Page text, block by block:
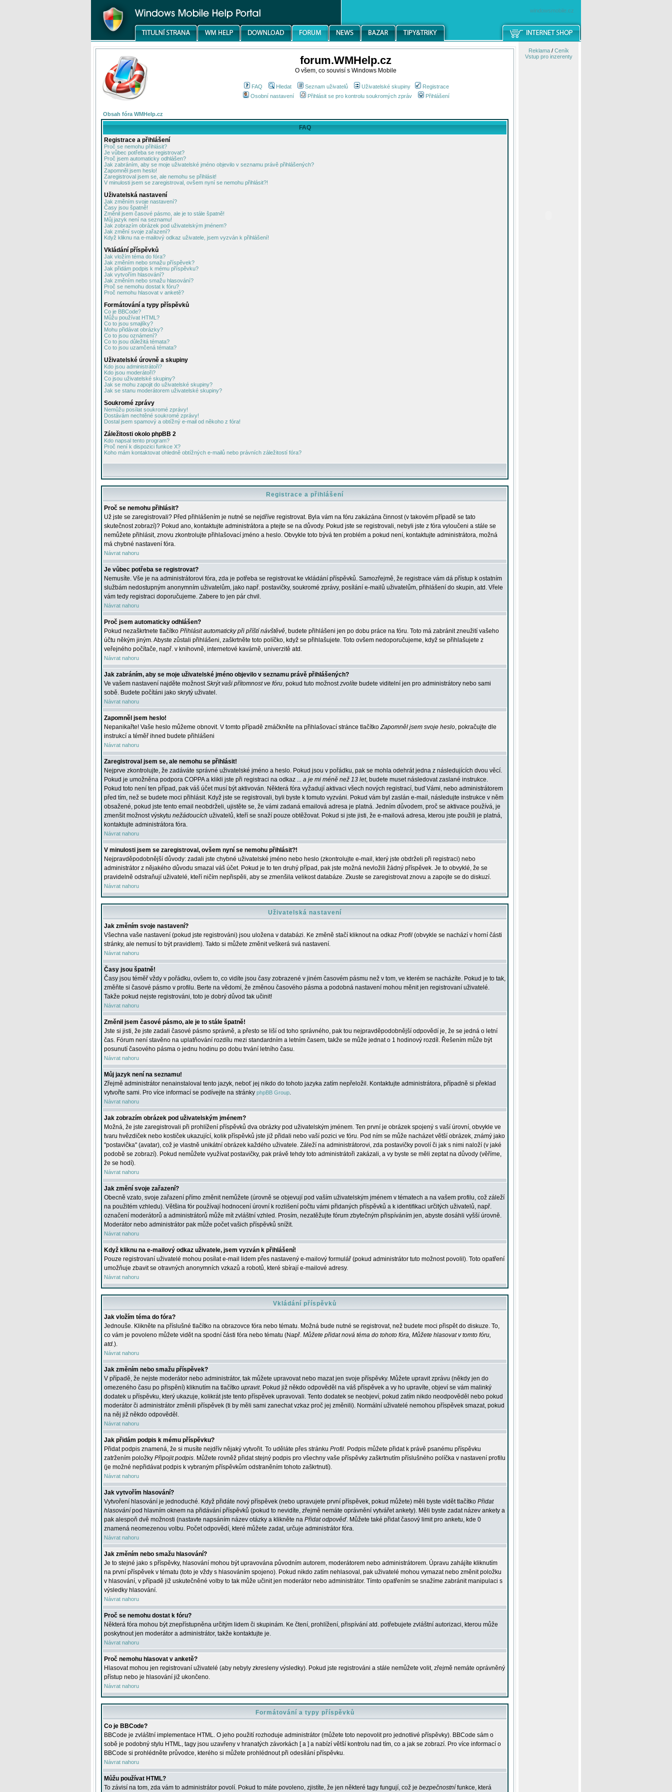
windowsmobile.cz
forum.WMHelp.cz
O všem, co souvisí s Windows Mobile
FAQ Hledat Seznam uživatelů Uživatelské skupiny
Registrace
Osobní nastavení
Přihlásit se pro kontrolu soukromých zpráv Přihlášení
Obsah fóra WMHelp.cz
FAQ
Registrace a přihlášení
Proč se nemohu přihlásit?
Je vůbec potřeba se registrovat?
Proč jsem automaticky odhlášen?
Jak zabráním, aby se moje uživatelské jméno objevilo v seznamu právě přihlášených?
Zapomněl jsem heslo!
Zaregistroval jsem se, ale nemohu se přihlásit!
V minulosti jsem se zaregistroval, ovšem nyní se nemohu přihlásit?!
Uživatelská nastavení
Jak změním svoje nastavení?
Časy jsou špatně!
Změnil jsem časové pásmo, ale je to stále špatně!
Můj jazyk není na seznamu!
Jak zobrazím obrázek pod uživatelským jménem?
Jak změní svoje zařazení?
Když kliknu na e-mailový odkaz uživatele, jsem vyzván k přihlášení!
Vkládání příspěvků
Jak vložím téma do fóra?
Jak změním nebo smažu příspěvek?
Jak přidám podpis k mému příspěvku?
Jak vytvořím hlasování?
Jak změním nebo smažu hlasování?
Proč se nemohu dostat k fóru?
Proč nemohu hlasovat v anketě?
Formátování a typy příspěvků
Co je BBCode?
Můžu používat HTML?
Co to jsou smajlíky?
Mohu přidávat obrázky?
Co to jsou oznámení?
Co to jsou důležitá témata?
Co to jsou uzamčená témata?
Uživatelské úrovně a skupiny
Kdo jsou administrátoři?
Kdo jsou moderátoři?
Co jsou uživatelské skupiny?
Jak se mohu zapojit do uživatelské skupiny?
Jak se stanu moderátorem uživatelské skupiny?
Soukromé zprávy
Nemůžu posílat soukromé zprávy!
Dostávám nechtěné soukromé zprávy!
Dostal jsem spamový a obtížný e-mail od někoho z fóra!
Záležitosti okolo phpBB 2
Kdo napsal tento program?
Proč není k dispozici funkce X?
Koho mám kontaktovat ohledně obtížných e-mailů nebo právních záležitostí fóra?
Registrace a přihlášení
Proč se nemohu přihlásit?
Už jste se zaregistrovali? Před přihlášením je nutné se nejdříve registrovat. Byla vám na fóru zakázána činnost (v takovém případě se tato
skutečnost zobrazí)? Pokud ano, kontaktujte administrátora a ptejte se na důvody. Pokud jste se registrovali, nebyli jste z fóra vyloučeni a stále se
nemůžete přihlásit, znovu zkontrolujte přihlašovací jméno a heslo. Obvykle toto bývá ten problém a pokud není, kontaktujte administrátora, možná
má chybné nastavení fóra.
Návrat nahoru
Je vůbec potřeba se registrovat?
Nemusíte. Vše je na administrátorovi fóra, zda je potřeba se registrovat ke vkládání příspěvků. Samozřejmě, že registrace vám dá přístup k ostatním
službám nedostupným anonymním uživatelům, jako např. postavičky, soukromé zprávy, posílání e-mailů uživatelům, přihlášení do skupin, atd. Vřele
vám tedy registraci doporučujeme. Zabere to jen pár chvil.
Návrat nahoru
Proč jsem automaticky odhlášen?
Pokud nezaškrtnete tlačítko Přihlásit automaticky při příští návštěvě, budete přihlášeni jen po dobu práce na fóru. Toto má zabránit zneužití vašeho
účtu někým jiným. Abyste zůstali přihlášeni, zaškrtněte toto políčko, když se přihlašujete. Toto ovšem nedoporučujeme, když se přihlašujete z
veřejného počítače, např. v knihovně, internetové kavárně, univerzitě atd.
Návrat nahoru
Jak zabráním, aby se moje uživatelské jméno objevilo v seznamu právě přihlášených?
Ve vašem nastavení najděte možnostSkrýt vaši přítomnost ve fóru, pokud tuto možnostzvolíte budete viditelní jen pro administrátory nebo sami
sobě. Budete počítáni jako skrytý uživatel.
Návrat nahoru
Zapomněl jsem heslo!
Nepanikařte! Vaše heslo můžeme obnovit. V tomto případě zmáčkněte na přihlašovací stránce tlačítkoZapomněl jsem svoje heslo, pokračujte dle
instrukcí a téměř ihned budete přihlášeni
Návrat nahoru
Zaregistroval jsem se, ale nemohu se přihlásit!
Nejprve zkontrolujte, že zadáváte správné uživatelské jméno a heslo. Pokud jsou v pořádku, pak se mohla odehrát jedna z následujících dvou věcí.
Pokud je umožněna podpora COPPA a klikli jste při registraci na odkaz ... a je mi méně než 13 let, budete muset následovat zaslané instrukce.
Pokud toto není ten případ, pak váš účet musí být aktivován. Některá fóra vyžadují aktivaci všech nových registrací, buď Vámi, nebo administrátorem
před tím, než se budete moci přihlásit. Když jste se registrovali, byli byste k tomuto vyzváni. Pokud vám byl zaslán e-mail, následujte instrukce v něm
obsažené, pokud jste tento email neobdrželi, ujistěte se, že vámi zadaná emailová adresa je platná. Jedním důvodem, proč se aktivace používá, je
zmenšit možnost výskytu nežádoucích uživatelů, kteří se snaží pouze obtěžovat. Pokud si jste jisti, že e-mailová adresa, kterou jste použili je platná,
kontaktujte administrátora fóra.
Návrat nahoru
V minulosti jsem se zaregistroval, ovšem nyní se nemohu přihlásit?!
Nejpravděpodobnější důvody: zadali jste chybné uživatelské jméno nebo heslo (zkontrolujte e-mail, který jste obdrželi při registraci) nebo
administrátor z nějakého důvodu smazal váš účet. Pokud je to ten druhý případ, pak jste možná nevložili žádný příspěvek. Je to obvyklé, že se
pravidelně odstraňují uživatelé, kteří ničím nepřispěli, aby se zmenšila velikost databáze. Zkuste se zaregistrovat znovu a zapojte se do diskuzí.
Návrat nahoru
Uživatelská nastavení
Jak změním svoje nastavení?
Všechna vaše nastavení (pokud jste registrováni) jsou uložena v databázi. Ke změně stačí kliknout na odkaz Profil (obvykle se nachází v horní části
stránky, ale nemusí to být pravidlem). Takto si můžete změnit veškerá svá nastavení.
Návrat nahoru
Časy jsou špatně!
Časy jsou téměř vždy v pořádku, ovšem to, co vidíte jsou časy zobrazené v jiném časovém pásmu než v tom, ve kterém se nacházíte. Pokud je to tak,
změňte si časové pásmo v profilu. Berte na vědomí, že změnou časového pásma a podobná nastavení mohou měnit jen registrovaní uživatelé.
Takže pokud nejste registrováni, toto je dobrý důvod tak učinit!
Návrat nahoru
Změnil jsem časové pásmo, ale je to stále špatně!
Jste si jisti, že jste zadali časové pásmo správně, a přesto se liší od toho správného, pak tou nejpravděpodobnější odpovědí je, že se jedná o letní
čas. Fórum není stavěno na uplatňování rozdílu mezi standardním a letním časem, takže se může jednat o 1 hodinový rozdíl. Řešením může být
posunutí časového pásma o jednu hodinu po dobu trvání letního času.
Návrat nahoru
Můj jazyk není na seznamu!
Zřejmě administrátor nenainstaloval tento jazyk, neboť jej nikdo do tohoto jazyka zatím nepřeložil. Kontaktujte administrátora, případně si překlad
vytvořte sami. Pro více informací se podívejte na stránky phpBB Group.
Návrat nahoru
Jak zobrazím obrázek pod uživatelským jménem?
Možná, že jste zaregistrovali při prohlížení příspěvků dva obrázky pod uživatelským jménem. Ten první je obrázek spojený s vaší úrovní, obvykle ve
tvaru hvězdiček nebo kostiček ukazující, kolik příspěvků jste již přidali nebo vaší pozici ve fóru. Pod ním se může nacházet větší obrázek, známý jako
"postavička" (avatar), což je vlastně unikátní obrázek každého uživatele. Záleží na administrátorovi, zda postavičky povolí či jak s nimi naloží (v jaké
podobě se zobrazí). Pokud nemůžete využívat postavičky, pak právě tehdy toto administrátoři zakázali, a vy byste se měli zeptat na důvody (věříme,
že se hodí).
Návrat nahoru
Jak změní svoje zařazení?
Obecně vzato, svoje zařazení přímo změnit nemůžete (úrovně se objevují pod vaším uživatelským jménem v tématech a na vašem profilu, což záleží
na použitém vzhledu). Většina fór používají hodnocení úrovní k rozlišení počtu vámi přidaných příspěvků a k identifikaci určitých uživatelů, např.
označení moderátorů a administrátorů může mít zvláštní vzhled. Prosím, nezatěžujte fórum zbytečným přispíváním jen, abyste dosáhli vyšší úrovně.
Moderátor nebo administrátor pak může počet vašich příspěvků snížit.
Návrat nahoru
Když kliknu na e-mailový odkaz uživatele, jsem vyzván k přihlášení!
Pouze registrovaní uživatelé mohou posílat e-mail lidem přes nastavený e-mailový formulář (pokud administrátor tuto možnost povolil). Toto opatření
umožňuje zbavit se otravných anonymních vzkazů a robotů, které sbírají e-mailové adresy.
Návrat nahoru
Vkládání příspěvků
Jak vložím téma do fóra?
Jednouše. Klikněte na příslušné tlačítko na obrazovce fóra nebo tématu. Možná bude nutné se registrovat, než budete moci přispět do diskuze. To,
co vám je povoleno můžete vidět na spodní části fóra nebo tématu (Např. Můžete přidat nová téma do tohoto fóra, Můžete hlasovat v tomto fóru,
atd.).
Návrat nahoru
Jak změním nebo smažu příspěvek?
V případě, že nejste moderátor nebo administrátor, tak můžete upravovat nebo mazat jen svoje příspěvky. Můžete upravit zprávu (někdy jen do
omezeného času po přispění) kliknutím na tlačítko upravit. Pokud již někdo odpověděl na váš příspěvek a vy ho upravíte, objeví se vám malinký
dodatek u příspěvku, který ukazuje, kolikrát jste tento příspěvek upravovali. Tento dodatek se neobjeví, pokud zatím nikdo neodpověděl nebo pokud
moderátor či administrátor změnili příspěvek (ti by měli sami zanechat vzkaz proč jej změnili). Normální uživatelé nemohou příspěvek smazat, pokud
na něj již někdo odpověděl.
Návrat nahoru
Jak přidám podpis k mému příspěvku?
Přidat podpis znamená, že si musíte nejdřív nějaký vytvořit. To uděláte přes stránku Profil. Podpis můžete přidat k právě psanému příspěvku
zatržením položky Připojit podpis. Můžete rovněž přidat stejný podpis pro všechny vaše příspěvky zaškrtnutím příslušného políčka v nastavení profilu
(je možné nepřidávat podpis k vybraným příspěvkům odstraněním tohoto zaškrtnutí).
Návrat nahoru
Jak vytvořím hlasování?
Vytvoření hlasování je jednoduché. Když přidáte nový příspěvek (nebo upravujete první příspěvek, pokud můžete) měli byste vidět tlačítko Přidat
hlasování pod hlavním oknem na přidávání příspěvků (pokud to nevidíte, zřejmě nemáte oprávnění vytvářet ankety). Měli byste zadat název ankety a
pak alespoň dvě možnosti (nastavte napsáním název otázky a klikněte na Přidat odpověď. Můžete také přidat časový limit pro anketu, kde 0
znamená neomezenou volbu. Počet odpovědí, které můžete zadat, určuje administrátor fóra.
Návrat nahoru
Jak změním nebo smažu hlasování?
Je to stejné jako s příspěvky, hlasování mohou být upravována původním autorem, moderátorem nebo administrátorem. Úpravu zahájíte kliknutím
na první příspěvek v tématu (toto je vždy s hlasováním spojeno). Pokud nikdo zatím nehlasoval, pak uživatelé mohou vymazat nebo změnit položku
v hlasování, v případě již uskutečněné volby to tak může učinit jen moderátor nebo administrátor. Tímto opatřením se snažíme zabránit manipulaci s
výsledky hlasování.
Návrat nahoru
Proč se nemohu dostat k fóru?
Některá fóra mohou být znepřístupněna určitým lidem či skupinám. Ke čtení, prohlížení, přispívání atd. potřebujete zvláštní autorizaci, kterou může
poskytnout jen moderátor a administrátor, takže kontaktujte je.
Návrat nahoru
Proč nemohu hlasovat v anketě?
Hlasovat mohou jen registrovaní uživatelé (aby nebyly zkresleny výsledky). Pokud jste registrováni a stále nemůžete volit, zřejmě nemáte oprávněný
přístup nebo je hlasování již ukončeno.
Návrat nahoru
Formátování a typy příspěvků
Co je BBCode?
BBCode je zvláštní implementace HTML. O jeho použití rozhoduje administrátor (můžete toto nepovolit pro jednotlivé příspěvky). BBCode sám o
sobě je podobný stylu HTML, tagy jsou uzavřeny v hranatých závorkách [ a ] a nabízí větší kontrolu nad tím, co a jak se zobrazí. Pro více informací o
BBCode si prohlédněte průvodce, kterého si můžete prohlédnout při odesílání příspěvku.
Návrat nahoru
Můžu používat HTML?
To závisí na tom, zda vám to administrátor povolí. Pokud to máte povoleno, zjistíte, že jen některé tagy fungují, což je bezpečnostní funkce, která
Reklama/ Ceník
Vstup pro inzerenty